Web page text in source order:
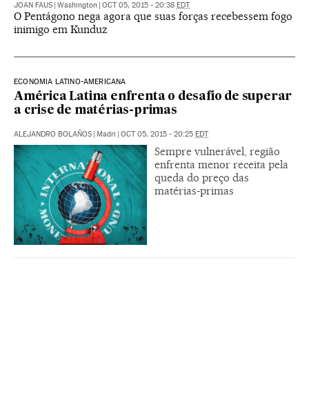
JOAN FAUS Washington OCT 05, 2015 - 20:38 EDT
O Pentágono nega agora que suas forças recebessem fogo
inimigo em Kunduz
ECONOMIA LATINO-AMERICANA
América Latina enfrenta o desafio de superar
a crise de matérias-primas
ALEJANDRO BOLAÑOS Madri OCT 05, 2015 - 20:25 EDT
Sempre vulnerável, região
enfrenta menor receita pela
queda do preço das
matérias-primas